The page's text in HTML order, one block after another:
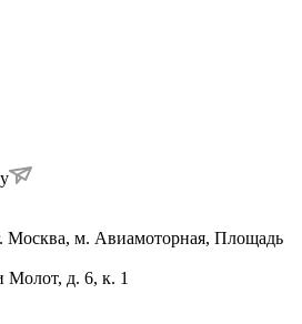
Москва, м. Авиамоторная, Площадь
Молот, д. 6, к. 1